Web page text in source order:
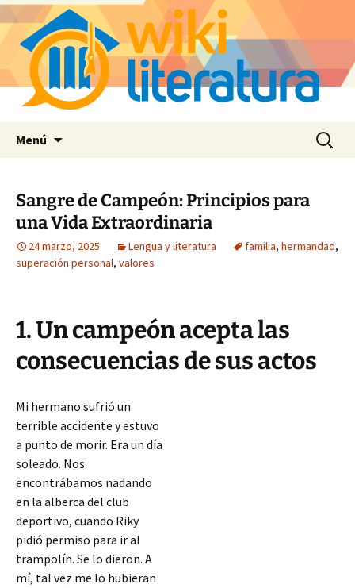
Menú Buscar:
Sangre de Campeón: Principios para
una Vida Extraordinaria
24 marzo, 2025 Lengua y literatura familia, hermandad,
superación personal, valores
1. Un campeón acepta las
consecuencias de sus actos
Mi hermano sufrió un
terrible accidente y estuvo
a punto de morir. Era un día
soleado. Nos
encontrábamos nadando
en la alberca del club
deportivo, cuando Riky
pidió permiso para ir al
trampolín. Se lo dieron. A
mí, tal vez me lo hubieran